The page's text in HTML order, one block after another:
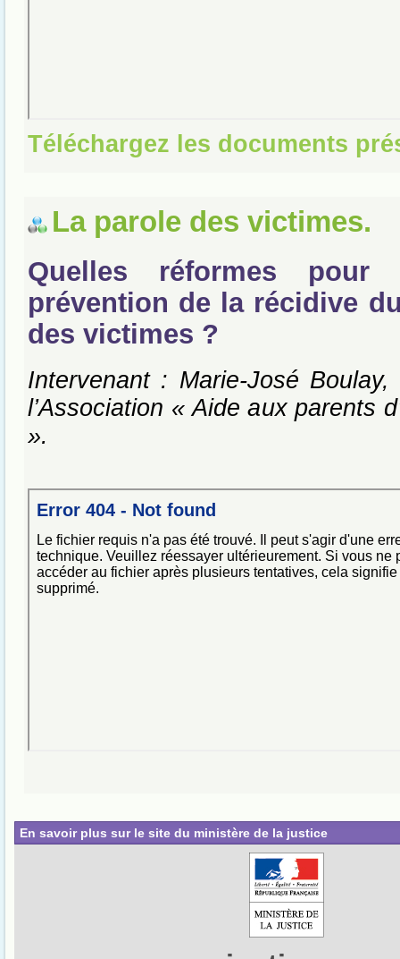
Téléchargez les documents
La parole des victimes.
Quelles réformes pour
prévention de la récidive
des victimes ?
Intervenant : Marie-José
l’Association « Aide aux parents
».
En savoir plus sur le site du ministère de la justice